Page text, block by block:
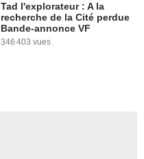
Tad l'explorateur : A la
recherche de la Cité perdue
Bande-annonce VF
346 403 vues